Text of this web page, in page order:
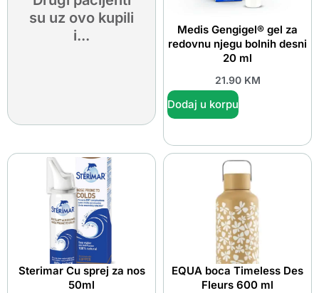
su uz ovo kupili
i...
Medis Gengigel® gel za
redovnu njegu bolnih desni
20 ml
21.90 KM
Dodaj u korpu
Sterimar Cu sprej za nos
50ml
EQUA boca Timeless Des
Fleurs 600 ml